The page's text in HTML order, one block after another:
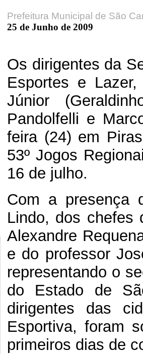
Prefeitura Municipal de São
25 de Junho de 2009
Os dirigentes da
Esportes e
Júnior
Pandolfelli e
feira (24) em
53º Jogos
16 de julho.
Com a presença
Lindo, dos chefes
Alexandre
e do professor
representando o
do Estado de
dirigentes das
Esportiva, foram
primeiros dias de